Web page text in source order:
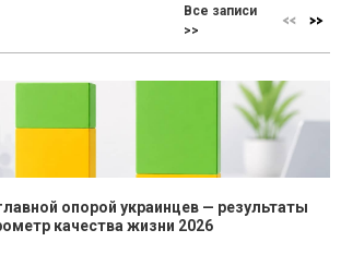
Все записи
>>
опорой украинцев — результаты
качества жизни 2026